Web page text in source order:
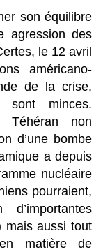
son équilibre
agression des
le 12 avril
américano-
de la crise,
minces.
Téhéran non
d’une bombe
a depuis
nucléaire
pourraient,
mais aussi tout
matière de